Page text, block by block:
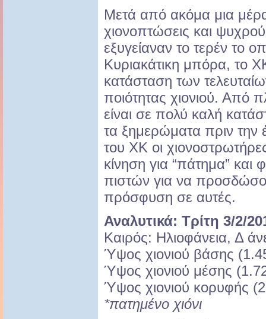
Μετά από ακόμα μια
χιονοπτώσεις και
εξυγείαναν το τερέν το
Κυριακάτικη μπόρα, το
κατάσταση των
ποιότητας χιονιού. Από
είναι σε πολύ καλή
τα ξημερώματα πριν την
του ΧΚ οι
κίνηση για “πάτημα” και
πιστών για να
πρόσφυση σε αυτές.
Αναλυτικά: Τρίτη 3/2/
Καιρός: Ηλιοφάνεια, Δ
Ύψος χιονιού βάσης
Ύψος χιονιού μέσης
Ύψος χιονιού κορυφής
*πατημένο χιόνι